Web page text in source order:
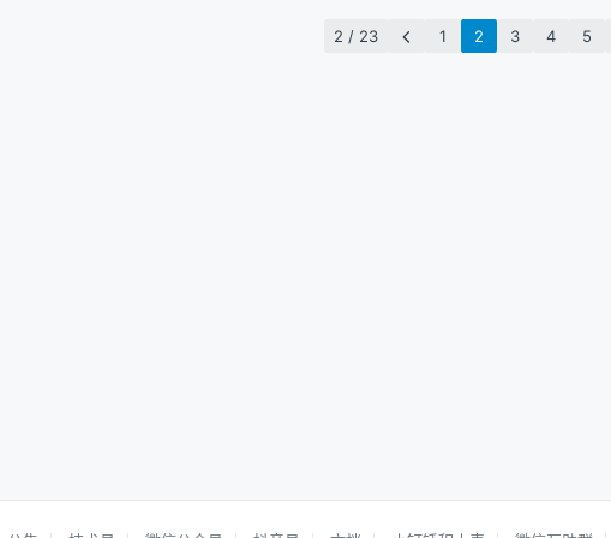
2 / 23 1 2 3 4 5